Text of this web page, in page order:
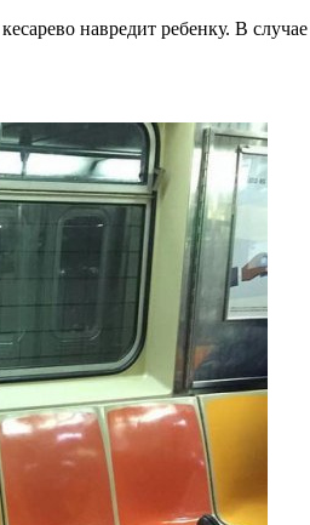
навредит ребенку. В